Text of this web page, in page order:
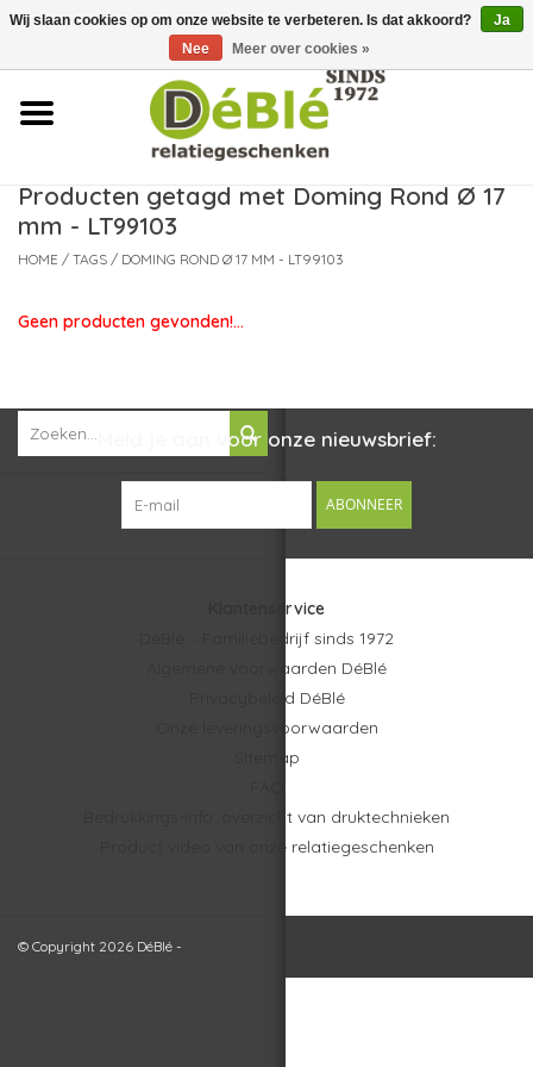
Over ons
Contact
Nieuws
Producten getagd met Doming Rond Ø 17
mm - LT99103
HOME / TAGS / DOMING ROND Ø 17 MM - LT99103
Geen producten gevonden!...
Meld je aan voor onze nieuwsbrief:
ABONNEER
Klantenservice
DéBlé – Familiebedrijf sinds 1972
Algemene voorwaarden DéBlé
Privacybeleid DéBlé
Onze leveringsvoorwaarden
Sitemap
Bedrukkings-info: overzicht van druktechnieken
Product video van onze relatiegeschenken
© Copyright 2026 DéBlé -
Wij slaan cookies op om onze website te verbeteren. Is dat akkoord?
Ja
Nee
Meer over cookies »